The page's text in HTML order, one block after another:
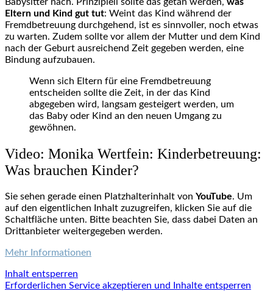
Eltern und Kind gut tut: Weint das Kind während der
Fremdbetreuung durchgehend, ist es sinnvoller, noch etwas
zu warten. Zudem sollte vor allem der Mutter und dem Kind
nach der Geburt ausreichend Zeit gegeben werden, eine
Bindung aufzubauen.
Wenn sich Eltern für eine Fremdbetreuung
entscheiden sollte die Zeit, in der das Kind
abgegeben wird, langsam gesteigert werden, um
das Baby oder Kind an den neuen Umgang zu
gewöhnen.
Video: Monika Wertfein: Kinderbetreuung:
Was brauchen Kinder?
Sie sehen gerade einen Platzhalterinhalt von YouTube. Um
auf den eigentlichen Inhalt zuzugreifen, klicken Sie auf die
Schaltfläche unten. Bitte beachten Sie, dass dabei Daten an
Drittanbieter weitergegeben werden.
Mehr Informationen
Inhalt entsperren
Erforderlichen Service akzeptieren und Inhalte entsperren